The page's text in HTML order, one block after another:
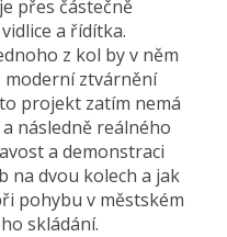
přes částečně
a řídítka.
z kol by v něm
ztvárnění
projekt zatím nemá
následně reálného
a demonstraci
na dvou kolech a jak
pohybu v městském
skládání.